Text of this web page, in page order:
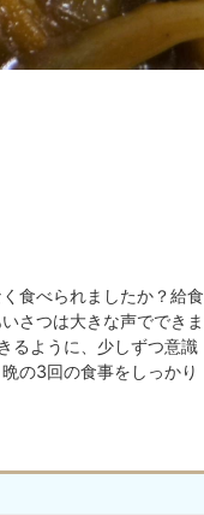
食べられましたか？給食
さつは大きな声でできま
るように、少しずつ意識
の3回の食事をしっかり